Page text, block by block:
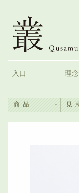
入口 理念